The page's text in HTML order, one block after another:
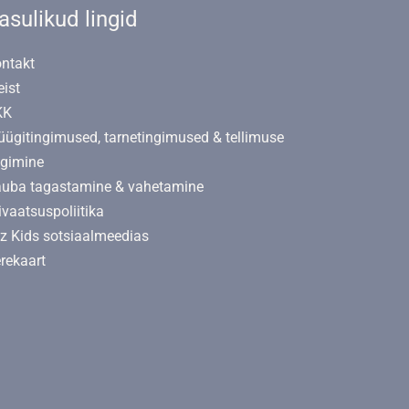
lingid
tarnetingimused & tellimuse
tagastamine & vahetamine
Kids sotsiaalmeedias